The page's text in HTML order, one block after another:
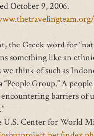
October 9, 2006.
the Greek word for
something like an
think of such as
Group.” A
barriers of
U.S. Center for World